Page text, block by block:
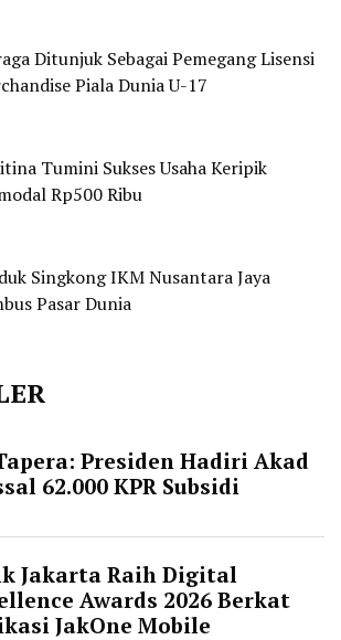
Ditunjuk Sebagai Pemegang Lisensi
Piala Dunia U-17
Tumini Sukses Usaha Keripik
Rp500 Ribu
Singkong IKM Nusantara Jaya
Pasar Dunia